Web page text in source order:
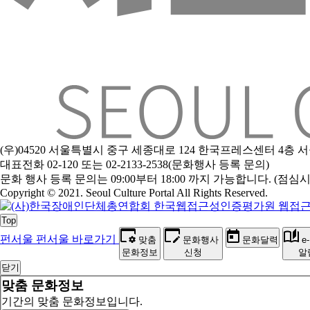
(우)04520 서울특별시 중구 세종대로 124 한국프레스센터 4층
대표전화 02-120 또는 02-2133-2538(문화행사 등록 문의)
문화 행사 등록 문의는 09:00부터 18:00 까지 가능합니다. (점심
Copyright © 2021. Seoul Culture Portal All Rights Reserved.
Top
펀서울 펀서울 바로가기
맞춤
문화정보
문화행사
신청
문화달력
알
닫기
맞춤 문화정보
기간의 맞춤 문화정보입니다.